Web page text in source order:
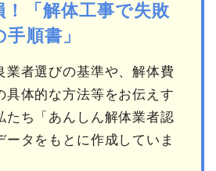
「解体工事で失敗
順書」
業者選びの基準や、解体費
具体的な方法等をお伝えす
たち「あんしん解体業者認
ータをもとに作成していま